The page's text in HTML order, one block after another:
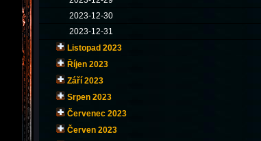
2023-12-30
2023-12-31
Listopad 2023
Říjen 2023
Září 2023
Srpen 2023
Červenec 2023
Červen 2023